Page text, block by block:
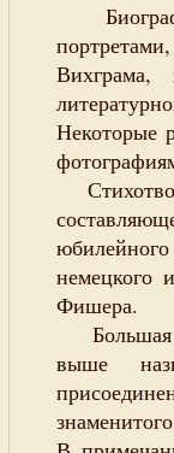
Некоторые
немецкого
Фишера.
Большая
выше